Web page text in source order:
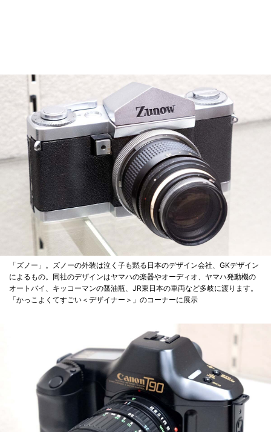
「ズノー」。ズノーの外装は泣く子も黙る日本のデザイン会社、GKデザイン
によるもの。同社のデザインはヤマハの楽器やオーディオ、ヤマハ発動機の
オートバイ、キッコーマンの醤油瓶、JR東日本の車両など多岐に渡ります。
「かっこよくてすごい＜デザイナー＞」のコーナーに展示